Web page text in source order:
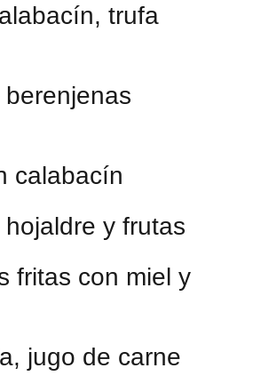
trufa
calabacín
y frutas
fritas con miel y
jugo de carne